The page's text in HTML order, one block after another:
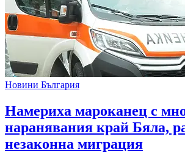
Новини България
Намериха мароканец с
наранявания край Бяла,
незаконна миграция